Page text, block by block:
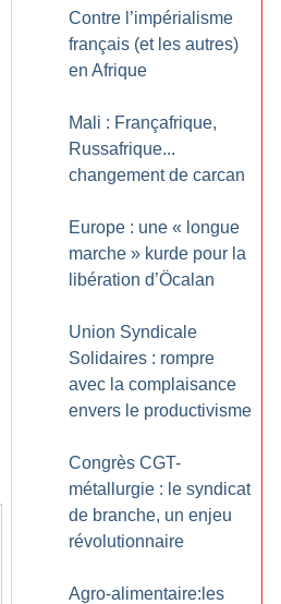
Contre l’impérialisme
français (et les autres)
en Afrique
Mali : Françafrique,
Russafrique...
changement de carcan
Europe : une « longue
marche » kurde pour la
libération d’Öcalan
Union Syndicale
Solidaires : rompre
avec la complaisance
envers le productivisme
Congrès CGT-
métallurgie : le syndicat
de branche, un enjeu
révolutionnaire
Agro-alimentaire:les